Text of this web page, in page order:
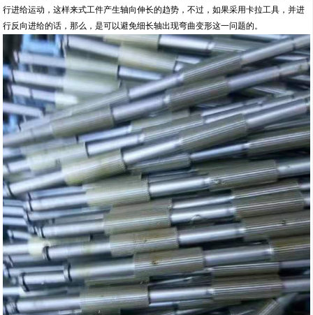
行进给运动，这样来式工件产生轴向伸长的趋势，不过，如果采用卡拉工具，并进
行反向进给的话，那么，是可以避免细长轴出现弯曲变形这一问题的。